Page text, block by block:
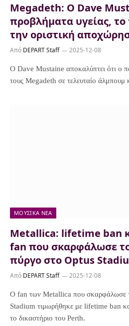
Megadeth: Ο Dave
προβλήματα υγείας,
την οριστική
Από DEPART Staff 2025-12-08
Ο Dave Mustaine αποκαλύπτει ότι ο
τους Megadeth σε τελευταίο
ΜΟΥΣΙΚΆ ΝΈΑ
Metallica: lifetime ban
fan που σκαρφάλωσε
πύργο στο Optus
Από DEPART Staff 2025-12-08
Ο fan των Metallica που σκαρφάλωσε
Stadium τιμωρήθηκε με lifetime ban
το δικαστήριο του Perth.